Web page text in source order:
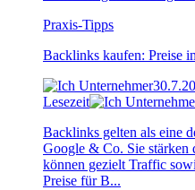
Praxis-Tipps
Backlinks kaufen: Preise
Lesezeit
Backlinks gelten als eine
Google & Co. Sie stärken
können gezielt Traffic
Preise für B...